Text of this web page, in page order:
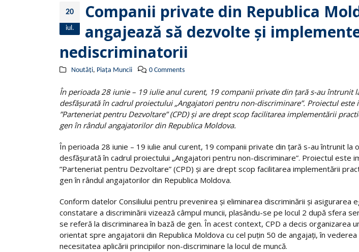
20
iul.
Companii private din Republica
angajează să dezvolte și
nediscriminatorii
Noutăți, Piața Muncii 0 Comments
În perioada 28 iunie – 19 iulie anul curent, 19 companii private din țară s-au întrunit
desfășurată în cadrul proiectului „Angajatori pentru non-discriminare”. Proiectul
”Parteneriat pentru Dezvoltare” (CPD) și are drept scop facilitarea implementării
gen în rândul angajatorilor din Republica Moldova.
În perioada 28 iunie – 19 iulie anul curent, 19 companii private din țară s-au întrunit la
desfășurată în cadrul proiectului „Angajatori pentru non-discriminare”. Proiectul este
”Parteneriat pentru Dezvoltare” (CPD) și are drept scop facilitarea implementării
gen în rândul angajatorilor din Republica Moldova.
Conform datelor Consiliului pentru prevenirea și eliminarea discriminării și asigurarea
constatare a discriminării vizează câmpul muncii, plasându-se pe locul 2 după sfera
se referă la discriminarea în bază de gen. În acest context, CPD a decis organizarea
orientat spre angajatorii din Republica Moldova cu cel puțin 50 de angajați, în
necesitatea aplicării principiilor non-discriminare la locul de muncă.